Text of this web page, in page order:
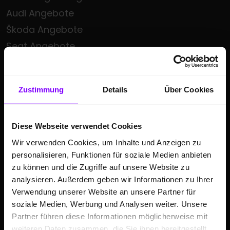
Zustimmung Details Über Cookies
Diese Webseite verwendet Cookies
Wir verwenden Cookies, um Inhalte und Anzeigen zu
personalisieren, Funktionen für soziale Medien anbieten
zu können und die Zugriffe auf unsere Website zu
analysieren. Außerdem geben wir Informationen zu Ihrer
Verwendung unserer Website an unsere Partner für
soziale Medien, Werbung und Analysen weiter. Unsere
Partner führen diese Informationen möglicherweise mit
Audi Angebote
Škoda Angebote
Seat Angebote
Hülpert kauft Ihr Auto
E-Mobilität
Gebrauchtwagen
Saisonale Sonderangebote
Kleinwagen
SUV
GESCHÄFTSKUNDEN